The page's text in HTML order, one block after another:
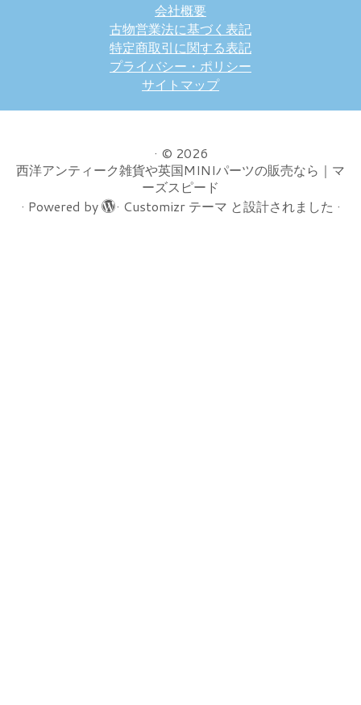
会社概要
古物営業法に基づく表記
特定商取引に関する表記
プライバシー・ポリシー
サイトマップ
· © 2026
西洋アンティーク雑貨や英国MINIパーツの販売なら｜マ
ーズスピード
· Powered by · Customizr テーマ と設計されました ·